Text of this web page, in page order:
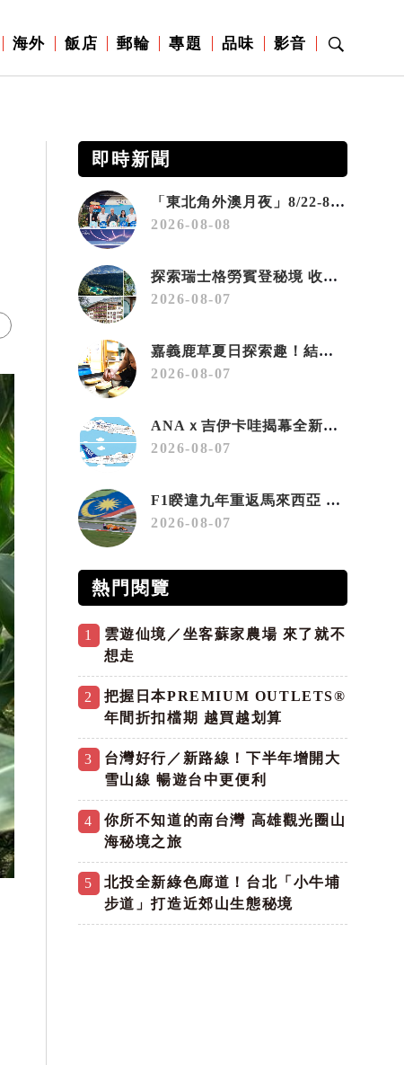
海外 飯店 郵輪 專題 品味 影音
即時新聞
「東北角外澳月夜」8/22-8/23浪漫登場 串聯五漁村、音樂、市集、火舞與慢旅共度夏夜
2026-08-08
探索瑞士格勞賓登秘境 收藏六種阿爾卑斯夏日療癒之旅
2026-08-07
嘉義鹿草夏日探索趣！結合科學、農場與自然的親子小旅行
2026-08-07
ANAｘ吉伊卡哇揭幕全新彩繪機「Chiikawa JET」
2026-08-07
F1睽違九年重返馬來西亞 三大國際賽事打造10月運動旅遊熱潮 賽車、自行車、路跑同週登場
2026-08-07
熱門閱覽
1
雲遊仙境／坐客蘇家農場 來了就不
想走
2
把握日本PREMIUM OUTLETS®
年間折扣檔期 越買越划算
3
台灣好行／新路線！下半年增開大
雪山線 暢遊台中更便利
4
你所不知道的南台灣 高雄觀光圈山
海秘境之旅
5
北投全新綠色廊道！台北「小牛埔
步道」打造近郊山生態秘境